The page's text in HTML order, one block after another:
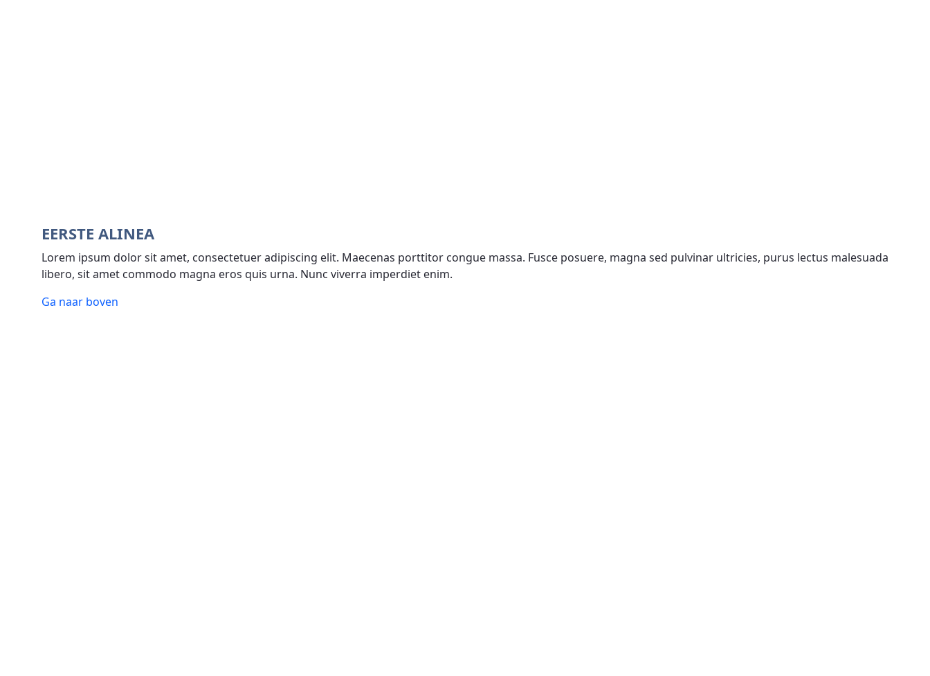
EERSTE ALINEA
Lorem ipsum dolor sit amet, consectetuer adipiscing elit. Maecenas porttitor congue massa. Fusce posuere, magna sed pulvinar ultricies, purus lectus malesuada
libero, sit amet commodo magna eros quis urna. Nunc viverra imperdiet enim.
Ga naar boven